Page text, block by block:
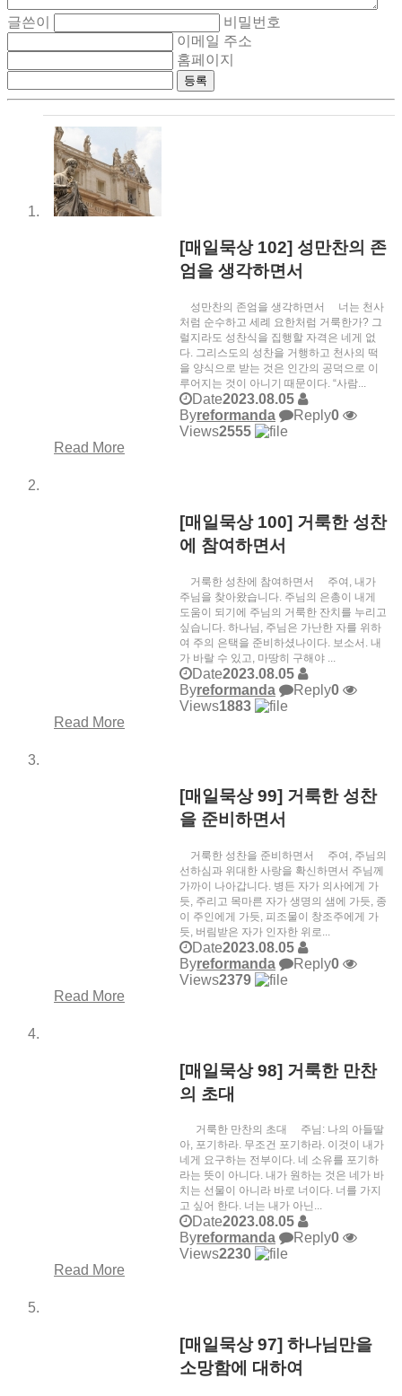
글쓴이
비밀번호
이메일 주소
홈페이지
[매일묵상 102] 성만찬의 존
엄을 생각하면서
성만찬의 존엄을 생각하면서 너는 천사
처럼 순수하고 세례 요한처럼 거룩한가? 그
럴지라도 성찬식을 집행할 자격은 네게 없
다. 그리스도의 성찬을 거행하고 천사의 떡
을 양식으로 받는 것은 인간의 공덕으로 이
루어지는 것이 아니기 때문이다. “사람...
Date2023.08.05
Byreformanda Reply0
Views2555
Read More
[매일묵상 100] 거룩한 성찬
에 참여하면서
거룩한 성찬에 참여하면서 주여, 내가
주님을 찾아왔습니다. 주님의 은총이 내게
도움이 되기에 주님의 거룩한 잔치를 누리고
싶습니다. 하나님, 주님은 가난한 자를 위하
여 주의 은택을 준비하셨나이다. 보소서. 내
가 바랄 수 있고, 마땅히 구해야 ...
Date2023.08.05
Byreformanda Reply0
Views1883
Read More
[매일묵상 99] 거룩한 성찬
을 준비하면서
거룩한 성찬을 준비하면서 주여, 주님의
선하심과 위대한 사랑을 확신하면서 주님께
가까이 나아갑니다. 병든 자가 의사에게 가
듯, 주리고 목마른 자가 생명의 샘에 가듯, 종
이 주인에게 가듯, 피조물이 창조주에게 가
듯, 버림받은 자가 인자한 위로...
Date2023.08.05
Byreformanda Reply0
Views2379
Read More
[매일묵상 98] 거룩한 만찬
의 초대
거룩한 만찬의 초대 주님: 나의 아들딸
아, 포기하라. 무조건 포기하라. 이것이 내가
네게 요구하는 전부이다. 네 소유를 포기하
라는 뜻이 아니다. 내가 원하는 것은 네가 바
치는 선물이 아니라 바로 너이다. 너를 가지
고 싶어 한다. 너는 내가 아닌...
Date2023.08.05
Byreformanda Reply0
Views2230
Read More
[매일묵상 97] 하나님만을
소망함에 대하여